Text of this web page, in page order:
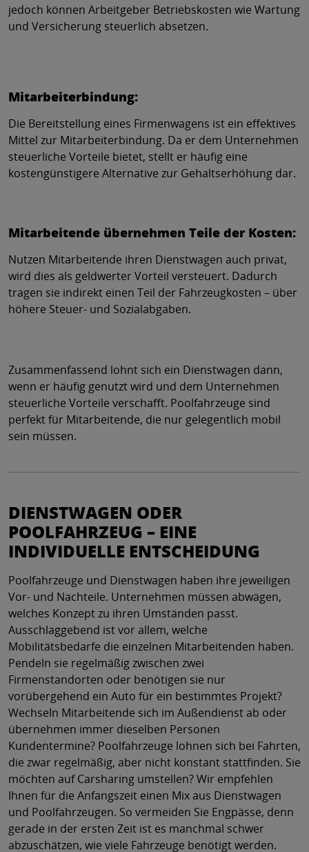
jedoch können Arbeitgeber Betriebskosten wie Wartung
und Versicherung steuerlich absetzen.
Mitarbeiterbindung:
Die Bereitstellung eines Firmenwagens ist ein effektives
Mittel zur Mitarbeiterbindung. Da er dem Unternehmen
steuerliche Vorteile bietet, stellt er häufig eine
kostengünstigere Alternative zur Gehaltserhöhung dar.
Mitarbeitende übernehmen Teile der Kosten:
Nutzen Mitarbeitende ihren Dienstwagen auch privat,
wird dies als geldwerter Vorteil versteuert. Dadurch
tragen sie indirekt einen Teil der Fahrzeugkosten – über
höhere Steuer- und Sozialabgaben.
Zusammenfassend lohnt sich ein Dienstwagen dann,
wenn er häufig genutzt wird und dem Unternehmen
steuerliche Vorteile verschafft. Poolfahrzeuge sind
perfekt für Mitarbeitende, die nur gelegentlich mobil
sein müssen.
DIENSTWAGEN ODER
POOLFAHRZEUG – EINE
INDIVIDUELLE ENTSCHEIDUNG
Poolfahrzeuge und Dienstwagen haben ihre jeweiligen
Vor- und Nachteile. Unternehmen müssen abwägen,
welches Konzept zu ihren Umständen passt.
Ausschlaggebend ist vor allem, welche
Mobilitätsbedarfe die einzelnen Mitarbeitenden haben.
Pendeln sie regelmäßig zwischen zwei
Firmenstandorten oder benötigen sie nur
vorübergehend ein Auto für ein bestimmtes Projekt?
Wechseln Mitarbeitende sich im Außendienst ab oder
übernehmen immer dieselben Personen
Kundentermine? Poolfahrzeuge lohnen sich bei Fahrten,
die zwar regelmäßig, aber nicht konstant stattfinden. Sie
möchten auf Carsharing umstellen? Wir empfehlen
Ihnen für die Anfangszeit einen Mix aus Dienstwagen
und Poolfahrzeugen. So vermeiden Sie Engpässe, denn
gerade in der ersten Zeit ist es manchmal schwer
abzuschätzen, wie viele Fahrzeuge benötigt werden.